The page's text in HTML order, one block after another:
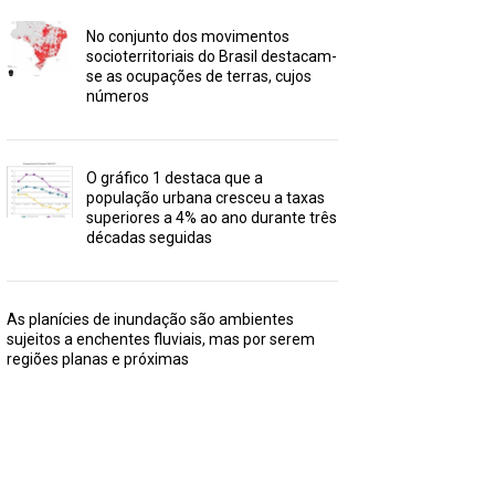
No conjunto dos movimentos
socioterritoriais do Brasil destacam-
se as ocupações de terras, cujos
números
O gráfico 1 destaca que a
população urbana cresceu a taxas
superiores a 4% ao ano durante três
décadas seguidas
As planícies de inundação são ambientes
sujeitos a enchentes fluviais, mas por serem
regiões planas e próximas